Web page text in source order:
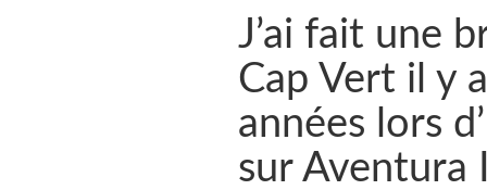
J’ai fait une
Cap Vert il y
années lors
sur Aventura